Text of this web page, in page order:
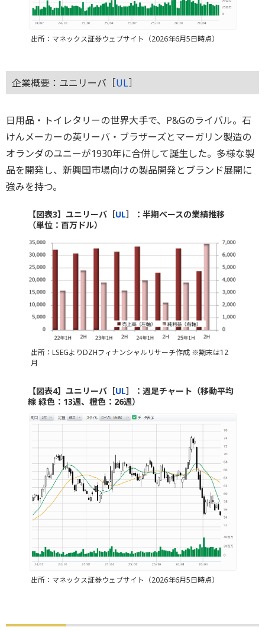
出所：マネックス証券ウェブサイト（2026年6月5日時点）
企業概要：ユニリーバ［UL］
日用品・トイレタリーの世界大手で、P&Gのライバル。石
けんメーカーの英リーバ・ブラザーズとマーガリン製造の
オランダのユニーが1930年に合併して誕生した。多様な製
品を開発し、新興国市場向けの製品開発とブランド展開に
強みを持つ。
【図表3】ユニリーバ［UL］：半期ベースの業績推移
（単位：百万ドル）
出所：LSEGよりDZHフィナンシャルリサーチ作成 ※期末は12
月
【図表4】ユニリーバ［UL］：週足チャート（移動平均
線 緑色：13週、橙色：26週）
出所：マネックス証券ウェブサイト（2026年6月5日時点）